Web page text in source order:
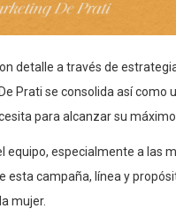
detalle a través de
Prati se consolida así como
para alcanzar su máximo
equipo, especialmente a las
esta campaña, línea y
mujer.